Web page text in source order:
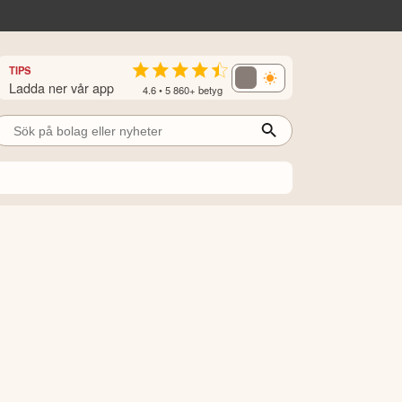
TIPS
Ladda ner vår app 4.6 • 5 860+ betyg